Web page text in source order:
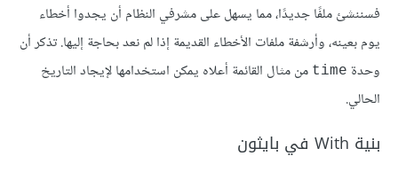
فسننشئ ملفًا جديدًا، مما يسهل على مشرفي النظام أن يجدوا أخطاء
يوم بعينه، وأرشفة ملفات الأخطاء القديمة إذا لم نعد بحاجة إليها. تذكر أن
وحدة time من مثال القائمة أعلاه يمكن استخدامها لإيجاد التاريخ
الحالي.
بنية With في بايثون